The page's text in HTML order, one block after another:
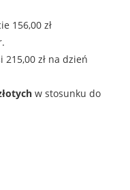
156,00 zł
zł na dzień
w stosunku do